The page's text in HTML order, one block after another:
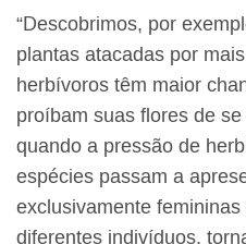
“Descobrimos, por
plantas atacadas por
herbívoros têm maior
proíbam suas flores de
quando a pressão de
espécies passam a
exclusivamente
diferentes indivíduos,